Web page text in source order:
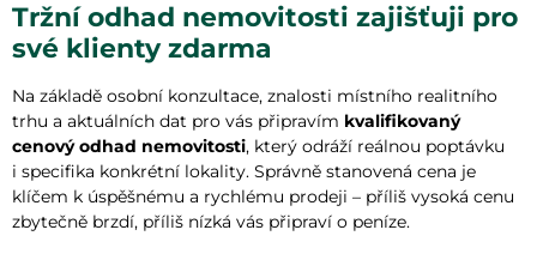
Tržní odhad nemovitosti zajišťuji pro
své klienty zdarma
Na základě osobní konzultace, znalosti místního realitního
trhu a aktuálních dat pro vás připravím kvalifikovaný
cenový odhad nemovitosti, který odráží reálnou poptávku
i specifika konkrétní lokality. Správně stanovená cena je
klíčem k úspěšnému a rychlému prodeji – příliš vysoká cenu
zbytečně brzdí, příliš nízká vás připraví o peníze.